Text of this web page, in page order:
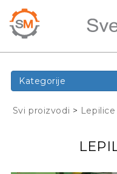
Kategorije
Svi proizvodi > Lepilice